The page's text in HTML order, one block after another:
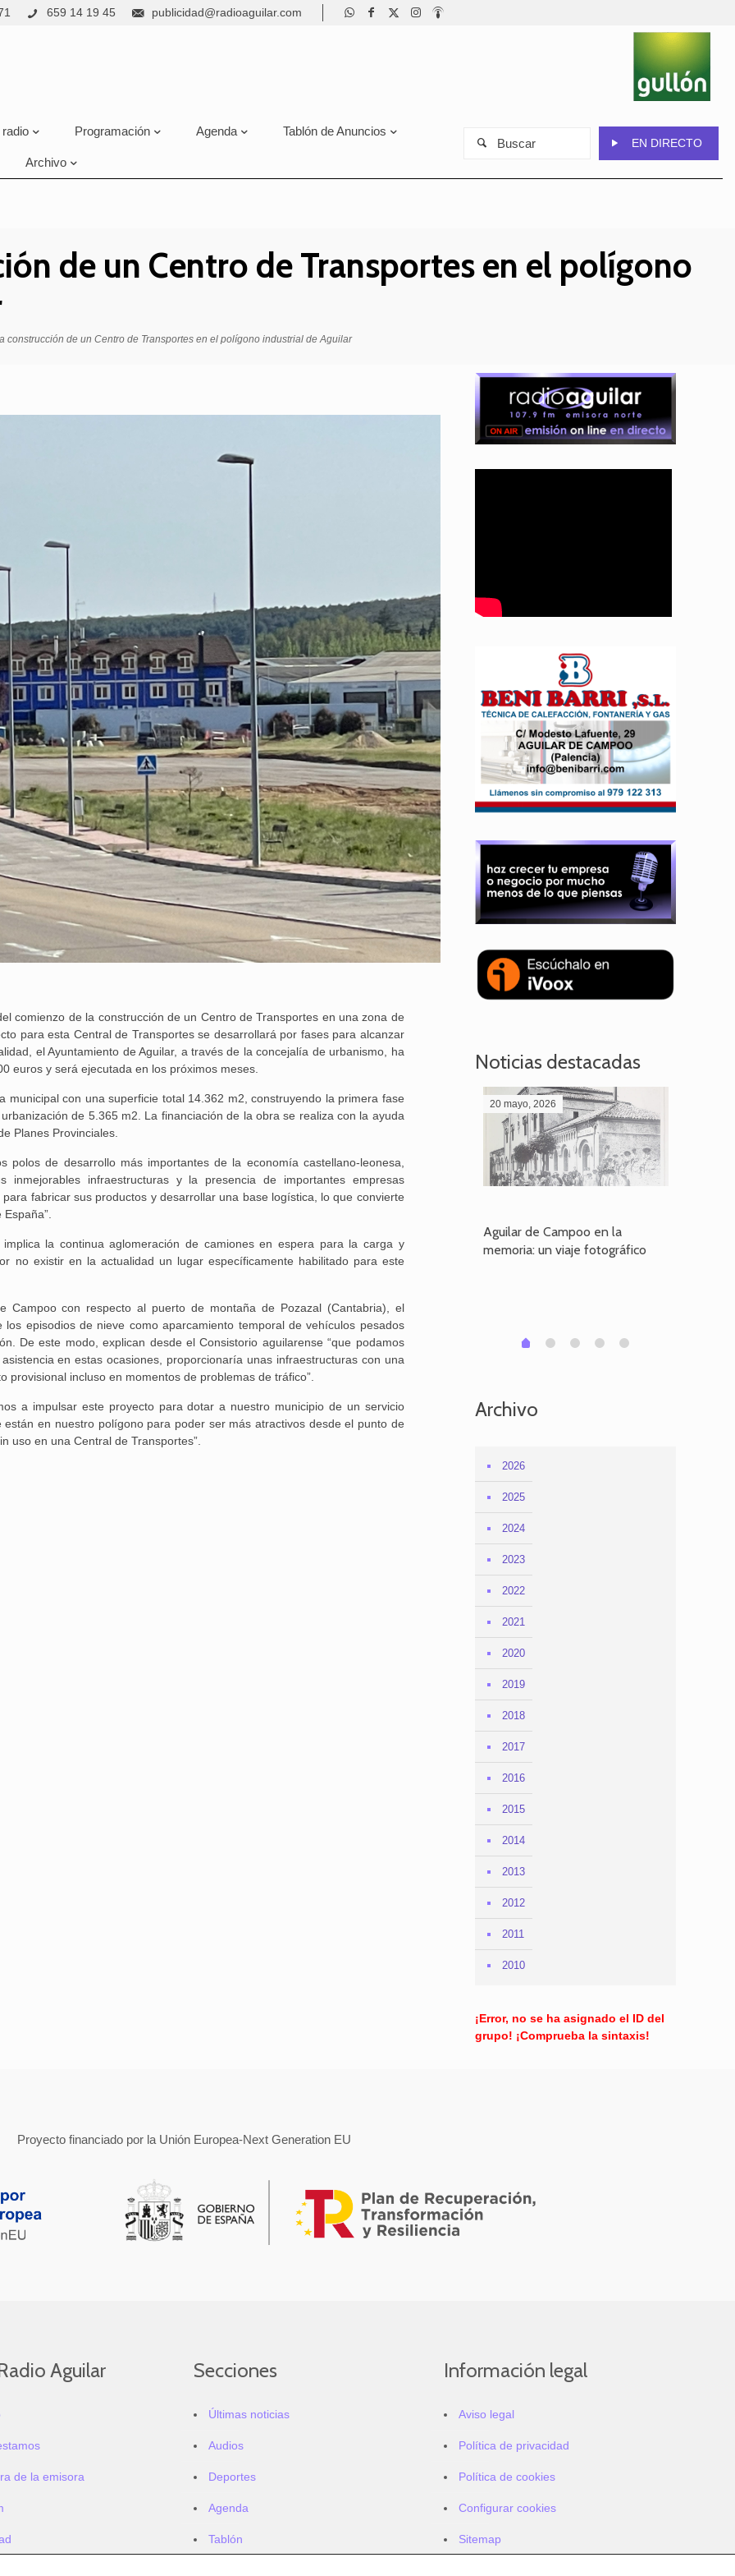
659 14 19 45 publicidad@radioaguilar.com
radio Programación Agenda Tablón de Anuncios
Archivo
EN DIRECTO
de un Centro de Transportes en el polígono
construcción de un Centro de Transportes en el polígono industrial de Aguilar
comienzo de la construcción de un Centro de Transportes en una zona de
para esta Central de Transportes se desarrollará por fases para alcanzar
el Ayuntamiento de Aguilar, a través de la concejalía de urbanismo, ha
euros y será ejecutada en los próximos meses.
con una superficie total 14.362 m2, construyendo la primera fase
de 5.365 m2. La financiación de la obra se realiza con la ayuda
Planes Provinciales.
de desarrollo más importantes de la economía castellano-leonesa,
inmejorables infraestructuras y la presencia de importantes empresas
fabricar sus productos y desarrollar una base logística, lo que convierte
la continua aglomeración de camiones en espera para la carga y
no existir en la actualidad un lugar específicamente habilitado para este
Campoo con respecto al puerto de montaña de Pozazal (Cantabria), el
episodios de nieve como aparcamiento temporal de vehículos pesados
De este modo, explican desde el Consistorio aguilarense “que podamos
en estas ocasiones, proporcionaría unas infraestructuras con una
incluso en momentos de problemas de tráfico”.
a impulsar este proyecto para dotar a nuestro municipio de un servicio
en nuestro polígono para poder ser más atractivos desde el punto de
uso en una Central de Transportes”.
Noticias destacadas
25 febrero, 2026
memoria: un viaje fotográfico
20 mayo, 2026
Aguilar de Campoo en la
memoria: un viaje fotográfico
0 1 2 3 4
Archivo
2026
2025
2024
2023
2022
2021
2020
2019
2018
2017
2016
2015
2014
2013
2012
2011
2010
¡Error, no se ha asignado el ID del
grupo! ¡Comprueba la sintaxis!
Proyecto financiado por la Unión Europea-Next Generation EU
Aguilar
de la emisora
Secciones
Últimas noticias
Audios
Deportes
Agenda
Tablón
Información legal
Aviso legal
Política de privacidad
Política de cookies
Configurar cookies
Sitemap